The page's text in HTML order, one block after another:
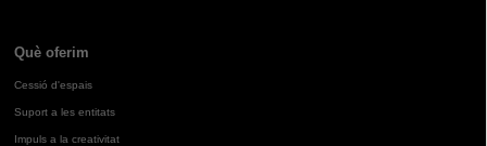
Què oferim
Cessió d'espais
Suport a les entitats
Impuls a la creativitat